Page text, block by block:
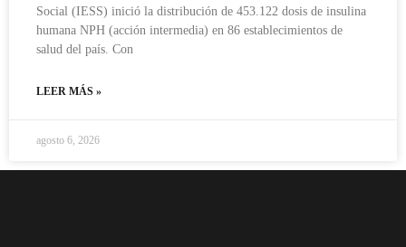
Social (IESS) inició la distribución de 453.122 dosis de insulina
humana NPH (acción intermedia) en 86 establecimientos de
salud del país. Con
LEER MÁS »
agosto 6, 2026